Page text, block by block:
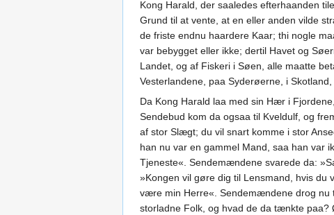
Kong Harald, der saaledes efterhaanden
Grund til at vente, at en eller anden vilde
de friste endnu haardere Kaar; thi nogle
var bebygget eller ikke; dertil Havet og
Landet, og af Fiskeri i Søen, alle maatte
Vesterlandene, paa Syderøerne, i
Da Kong Harald laa med sin Hær i
Sendebud kom da ogsaa til Kveldulf, og
af stor Slægt; du vil snart komme i stor
han nu var en gammel Mand, saa han var
Tjeneste«. Sendemændene svarede da:
»Kongen vil gøre dig til Lensmand, hvis
være min Herre«. Sendemændene drog nu
storladne Folk, og hvad de da tænkte